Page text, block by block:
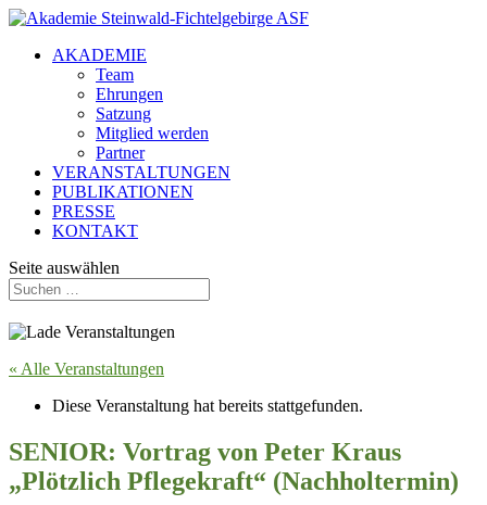
AKADEMIE
Team
Ehrungen
Satzung
Mitglied werden
Partner
VERANSTALTUNGEN
PUBLIKATIONEN
PRESSE
KONTAKT
Seite auswählen
« Alle Veranstaltungen
Diese Veranstaltung hat bereits stattgefunden.
SENIOR: Vortrag von Peter Kraus
„Plötzlich Pflegekraft“ (Nachholtermin)